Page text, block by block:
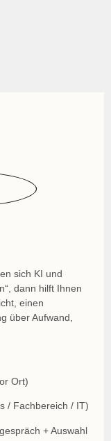
sich KI und
dann hilft Ihnen
einen
über Aufwand,
Ort)
/ Fachbereich / IT)
+ Auswahl